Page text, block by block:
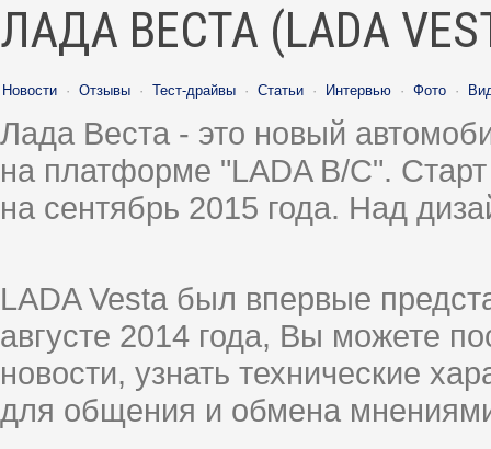
ЛАДА ВЕСТА (LADA
Новости · Отзывы · Тест-драйвы · Статьи · Интервью · Фото ·
Лада Веста - это новый
на платформе "LADA B/C".
на сентябрь 2015 года. Над
LADA Vesta был впервые
августе 2014 года, Вы можете
новости, узнать технические
для общения и обмена